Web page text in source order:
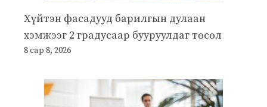
Хүйтэн фасадууд барилгын дулаан
хэмжээг 2 градусаар бууруулдаг төсөл
8 сар 8, 2026